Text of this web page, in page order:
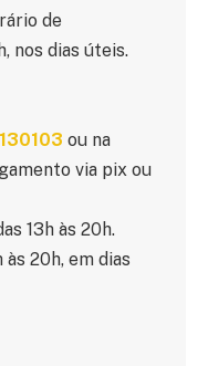
de
nos dias úteis.
ou na
via pix ou
13h às 20h.
às 20h, em dias